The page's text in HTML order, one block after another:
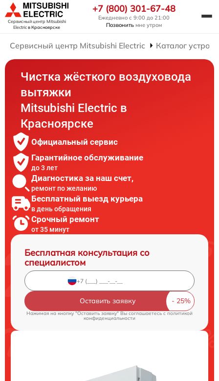
Сервисный центр Mitsubishi
Electricв Красноярске
+7 (800) 301-67-48
Ежедневно с 9:00 до 21:00
Позвонить мне утром
Сервисный центр Mitsubishi Electric Каталог
Чистка жёсткого воздуховода
вытяжки
Mitsubishi Electric в
Красноярске
Официальный сервис
Гарантийное обслуживание
до 3 лет
Диагностика за наш счет,
ремонт по желанию
Бесплатный выезд курьера
в день обращения
Срочный ремонт
от 35 минут
Бесплатная консультация со
специалистом
Оставить заявку
Нажимая на кнопку "Оставить заявку" Вы соглашаетесь c политикой
конфиденциальности